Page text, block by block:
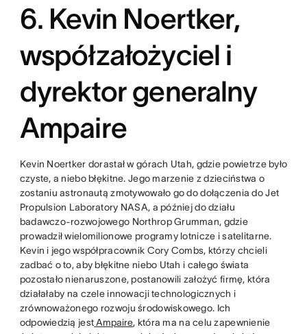
6. Kevin Noertker,
współzałożyciel i
dyrektor generalny
Ampaire
Kevin Noertker dorastał w górach Utah, gdzie powietrze było
czyste, a niebo błękitne. Jego marzenie z dzieciństwa o
zostaniu astronautą zmotywowało go do dołączenia do Jet
Propulsion Laboratory NASA, a później do działu
badawczo-rozwojowego Northrop Grumman, gdzie
prowadził wielomilionowe programy lotnicze i satelitarne.
Kevin i jego współpracownik Cory Combs, którzy chcieli
zadbać o to, aby błękitne niebo Utah i całego świata
pozostało nienaruszone, postanowili założyć firmę, która
działałaby na czele innowacji technologicznych i
zrównoważonego rozwoju środowiskowego. Ich
odpowiedzią jestAmpaire, która ma na celu zapewnienie